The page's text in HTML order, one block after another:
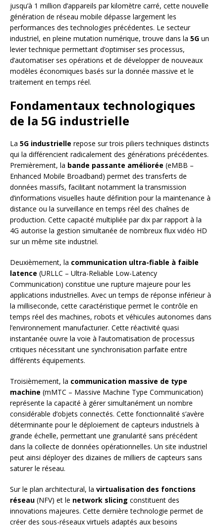
jusqu’à 1 million d’appareils par kilomètre carré, cette nouvelle
génération de réseau mobile dépasse largement les
performances des technologies précédentes. Le secteur
industriel, en pleine mutation numérique, trouve dans la 5G un
levier technique permettant d’optimiser ses processus,
d’automatiser ses opérations et de développer de nouveaux
modèles économiques basés sur la donnée massive et le
traitement en temps réel.
Fondamentaux technologiques
de la 5G industrielle
La 5G industrielle repose sur trois piliers techniques distincts
qui la différencient radicalement des générations précédentes.
Premièrement, la bande passante améliorée (eMBB –
Enhanced Mobile Broadband) permet des transferts de
données massifs, facilitant notamment la transmission
d’informations visuelles haute définition pour la maintenance à
distance ou la surveillance en temps réel des chaînes de
production. Cette capacité multipliée par dix par rapport à la
4G autorise la gestion simultanée de nombreux flux vidéo HD
sur un même site industriel.
Deuxièmement, la communication ultra-fiable à faible
latence (URLLC – Ultra-Reliable Low-Latency
Communication) constitue une rupture majeure pour les
applications industrielles. Avec un temps de réponse inférieur à
la milliseconde, cette caractéristique permet le contrôle en
temps réel des machines, robots et véhicules autonomes dans
l’environnement manufacturier. Cette réactivité quasi
instantanée ouvre la voie à l’automatisation de processus
critiques nécessitant une synchronisation parfaite entre
différents équipements.
Troisièmement, la communication massive de type
machine (mMTC – Massive Machine Type Communication)
représente la capacité à gérer simultanément un nombre
considérable d’objets connectés. Cette fonctionnalité s’avère
déterminante pour le déploiement de capteurs industriels à
grande échelle, permettant une granularité sans précédent
dans la collecte de données opérationnelles. Un site industriel
peut ainsi déployer des dizaines de milliers de capteurs sans
saturer le réseau.
Sur le plan architectural, la virtualisation des fonctions
réseau (NFV) et le network slicing constituent des
innovations majeures. Cette dernière technologie permet de
créer des sous-réseaux virtuels adaptés aux besoins